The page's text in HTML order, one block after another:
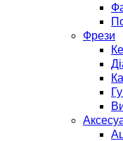
Фрези